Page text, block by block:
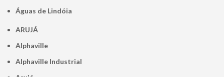
Águas de Lindóia
ARUJÁ
Alphaville
Alphaville Industrial